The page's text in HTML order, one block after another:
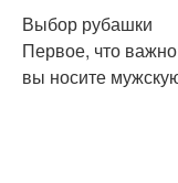
Выбор рубашки
Первое, что
вы носите